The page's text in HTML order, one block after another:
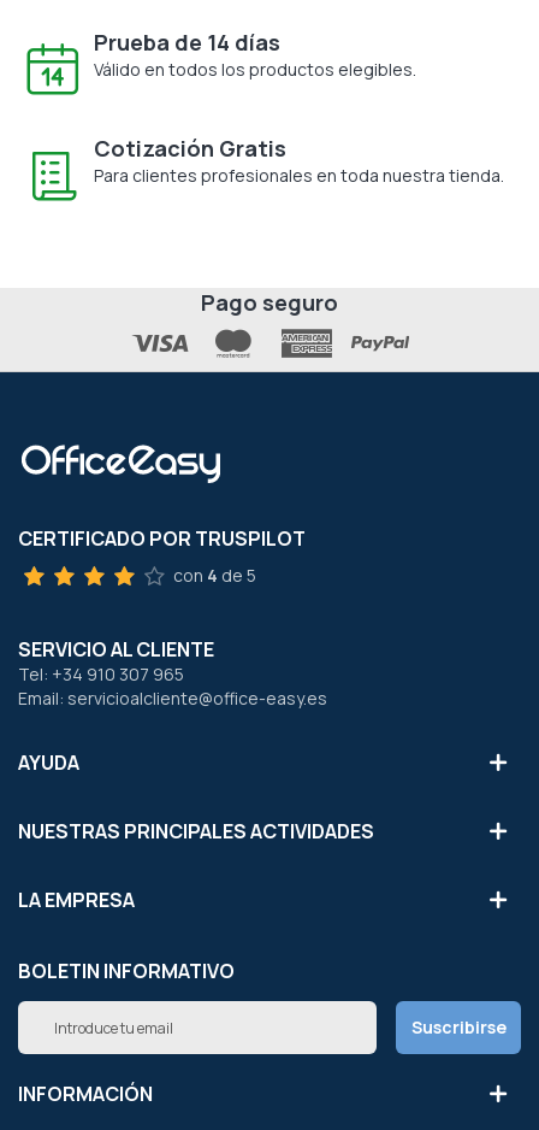
Prueba de 14 días
Válido en todos los productos elegibles.
Cotización Gratis
Para clientes profesionales en toda nuestra tienda.
Pago seguro
CERTIFICADO POR TRUSPILOT
con 4 de 5
SERVICIO AL CLIENTE
Tel: +34 910 307 965
Email: servicioalcliente@office-easy.es
AYUDA
NUESTRAS PRINCIPALES ACTIVIDADES
LA EMPRESA
BOLETIN INFORMATIVO
Inscríbete
nuestro
boletín
de
Suscribirse
INFORMACIÓN